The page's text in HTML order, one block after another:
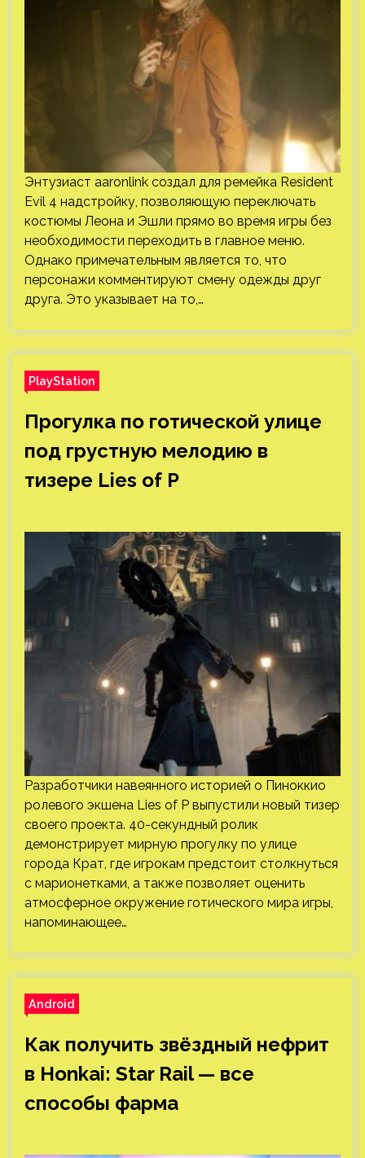
Энтузиаст aaronlink создал для ремейка Resident
Evil 4 надстройку, позволяющую переключать
костюмы Леона и Эшли прямо во время игры без
необходимости переходить в главное меню.
Однако примечательным является то, что
персонажи комментируют смену одежды друг
друга. Это указывает на то,…
PlayStation
Прогулка по готической улице
под грустную мелодию в
тизере Lies of P
Разработчики навеянного историей о Пиноккио
ролевого экшена Lies of P выпустили новый тизер
своего проекта. 40-секундный ролик
демонстрирует мирную прогулку по улице
города Крат, где игрокам предстоит столкнуться
с марионетками, а также позволяет оценить
атмосферное окружение готического мира игры,
напоминающее…
Android
Как получить звёздный нефрит
в Honkai: Star Rail — все
способы фарма